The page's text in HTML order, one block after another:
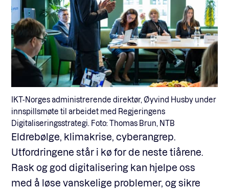
IKT-Norges administrerende direktør, Øyvind Husby under
innspillsmøte til arbeidet med Regjeringens
Digitaliseringsstrategi. Foto: Thomas Brun, NTB
Eldrebølge, klimakrise, cyberangrep.
Utfordringene står i kø for de neste tiårene.
Rask og god digitalisering kan hjelpe oss
med å løse vanskelige problemer, og sikre